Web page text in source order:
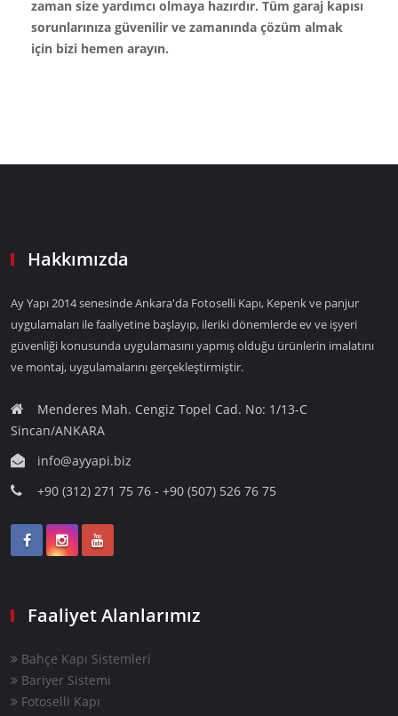
zaman size yardımcı olmaya hazırdır. Tüm garaj kapısı
sorunlarınıza güvenilir ve zamanında çözüm almak
için bizi hemen arayın.
Hakkımızda
Ay Yapı 2014 senesinde Ankara'da Fotoselli Kapı, Kepenk ve panjur
uygulamaları ile faaliyetine başlayıp, ileriki dönemlerde ev ve işyeri
güvenliği konusunda uygulamasını yapmış olduğu ürünlerin imalatını
ve montaj, uygulamalarını gerçekleştirmiştir.
Menderes Mah. Cengiz Topel Cad. No: 1/13-C
Sincan/ANKARA
info@ayyapi.biz
+90 (312) 271 75 76 - +90 (507) 526 76 75
Faaliyet Alanlarımız
Bahçe Kapı Sistemleri
Bariyer Sistemi
Fotoselli Kapı